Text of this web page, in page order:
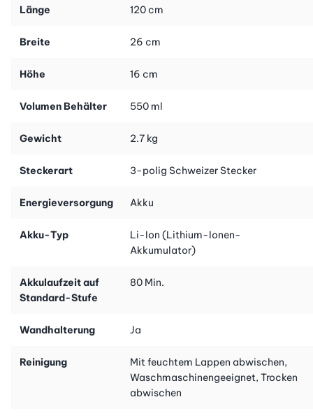
Länge 120 cm
Breite 26 cm
Höhe 16 cm
Volumen Behälter 550 ml
Gewicht 2.7 kg
Steckerart 3-polig Schweizer Stecker
Energieversorgung Akku
Akku-Typ
Li-Ion (Lithium-Ionen-
Akkumulator)
Akkulaufzeit auf
Standard-Stufe
80 Min.
Wandhalterung Ja
Reinigung
Mit feuchtem Lappen abwischen,
Waschmaschinengeeignet, Trocken
abwischen